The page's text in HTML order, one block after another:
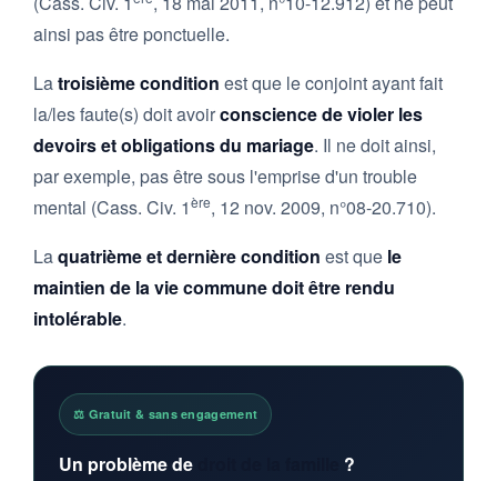
ainsi pas être ponctuelle.
Latroisième condition est que le conjoint ayant fait
la/les faute(s) doit avoirconscience de violer les
devoirs et obligations du mariage. Il ne doit ainsi,
par exemple, pas être sous l'emprise d'un trouble
mental (Cass. Civ. 1ère, 12 nov. 2009, n°08-20.710).
Laquatrième et dernière condition est que le
maintien de la vie commune doit être rendu
intolérable.
⚖️ Gratuit & sans engagement
Un problème de
?